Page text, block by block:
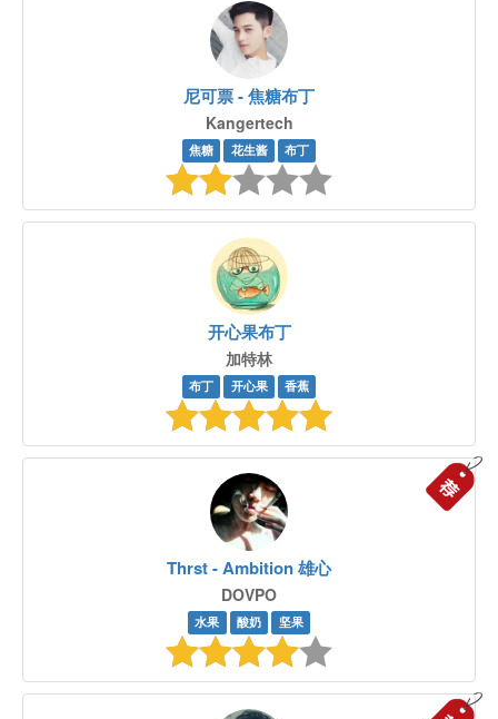
尼可票 - 焦糖布丁
Kangertech
焦糖 花生酱 布丁
开心果布丁
加特林
布丁 开心果 香蕉
Thrst - Ambition 雄心
DOVPO
水果 酸奶 坚果